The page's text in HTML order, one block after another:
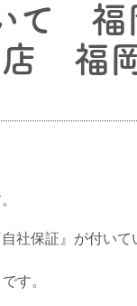
て 福
福
社保証』が付いて
す。